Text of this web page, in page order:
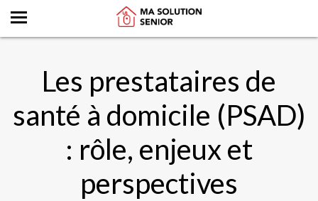
Les prestataires de
santé à domicile (PSAD)
: rôle, enjeux et
perspectives